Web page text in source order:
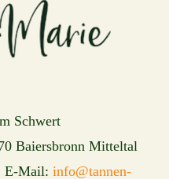
Schwert
Baiersbronn Mitteltal
E-Mail: info@tannen-